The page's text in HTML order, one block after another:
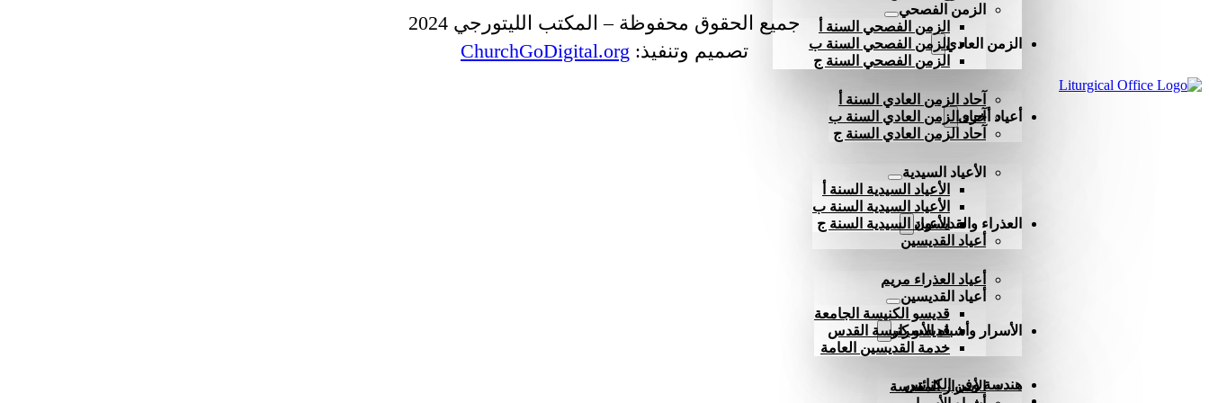
الزمن الفصحي
الزمن الفصحي السنة أ
الزمن الفصحي السنة ب
الزمن الفصحي السنة ج
الزمن العادي
آحاد الزمن العادي السنة أ
آحاد الزمن العادي السنة ب
آحاد الزمن العادي السنة ج
أعياد أخرى
الأعياد السيدية
الأعياد السيدية السنة أ
الأعياد السيدية السنة ب
الأعياد السيدية السنة ج
أعياد القديسين
العذراء والقديسون
أعياد العذراء مريم
أعياد القديسين
قديسو الكنيسة الجامعة
قديسو كنيسة القدس
خدمة القديسين العامة
الأسرار وأشباه الأسرار
الأسرار المقدسة
هندسة وفن الكنائس
جميع الحقوق محفوظة – المكتب الليتورجي 2024
تصميم وتنفيذ: ChurchGoDigital.org